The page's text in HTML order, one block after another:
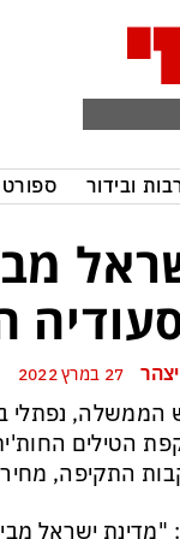
ובידור ספורט
הממשלה, נפתלי
הטילים
התקיפה, מחיר
"מדינת ישראל